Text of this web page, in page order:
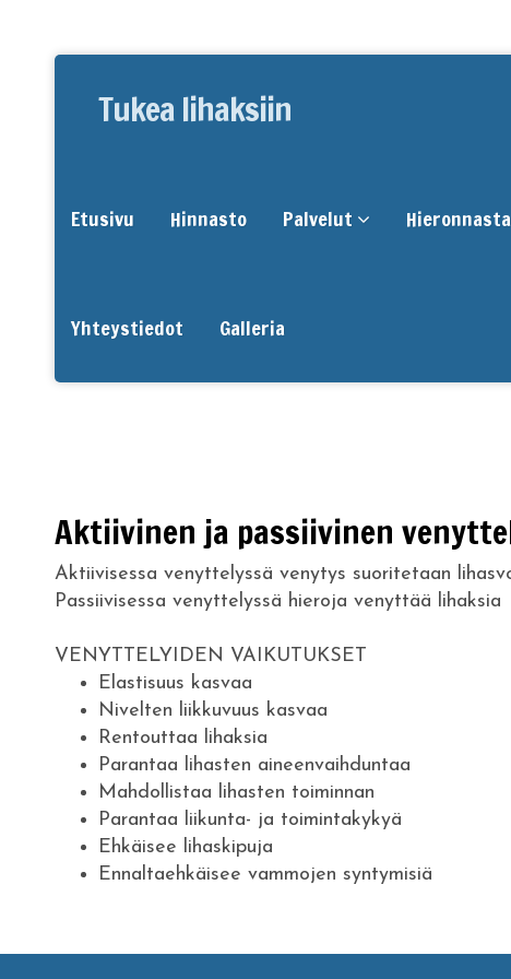
Tukea lihaksiin
Etusivu Hinnasto Palvelut Hieronnasta
Yhteystiedot Galleria
Aktiivinen ja passiivinen
Aktiivisessa venyttelyssä venytys suoritetaan
Passiivisessa venyttelyssä hieroja venyttää lihaksia
VENYTTELYIDEN VAIKUTUKSET
Elastisuus kasvaa
Nivelten liikkuvuus kasvaa
Rentouttaa lihaksia
Parantaa lihasten aineenvaihduntaa
Mahdollistaa lihasten toiminnan
Parantaa liikunta- ja toimintakykyä
Ehkäisee lihaskipuja
Ennaltaehkäisee vammojen syntymisiä